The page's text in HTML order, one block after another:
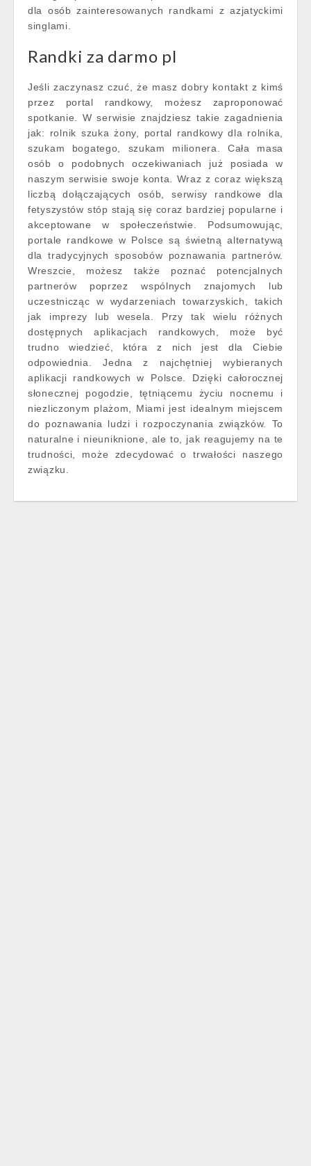
dla osób zainteresowanych randkami z azjatyckimi
singlami.
Randki za darmo pl
Jeśli zaczynasz czuć, że masz dobry kontakt z kimś
przez portal randkowy, możesz zaproponować
spotkanie. W serwisie znajdziesz takie zagadnienia
jak: rolnik szuka żony, portal randkowy dla rolnika,
szukam bogatego, szukam milionera. Cała masa
osób o podobnych oczekiwaniach już posiada w
naszym serwisie swoje konta. Wraz z coraz większą
liczbą dołączających osób, serwisy randkowe dla
fetyszystów stóp stają się coraz bardziej popularne i
akceptowane w społeczeństwie. Podsumowując,
portale randkowe w Polsce są świetną alternatywą
dla tradycyjnych sposobów poznawania partnerów.
Wreszcie, możesz także poznać potencjalnych
partnerów poprzez wspólnych znajomych lub
uczestnicząc w wydarzeniach towarzyskich, takich
jak imprezy lub wesela. Przy tak wielu różnych
dostępnych aplikacjach randkowych, może być
trudno wiedzieć, która z nich jest dla Ciebie
odpowiednia. Jedna z najchętniej wybieranych
aplikacji randkowych w Polsce. Dzięki całorocznej
słonecznej pogodzie, tętniącemu życiu nocnemu i
niezliczonym plażom, Miami jest idealnym miejscem
do poznawania ludzi i rozpoczynania związków. To
naturalne i nieuniknione, ale to, jak reagujemy na te
trudności, może zdecydować o trwałości naszego
związku.